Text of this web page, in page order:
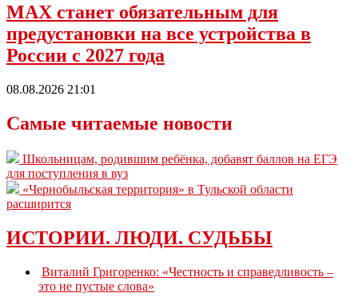
МАХ станет обязательным для
предустановки на все устройства в
России с 2027 года
08.08.2026 21:01
Самые читаемые новости
Школьницам, родившим ребёнка, добавят баллов на ЕГЭ
для поступления в вуз
«Чернобыльская территория» в Тульской области
расширится
ИСТОРИИ. ЛЮДИ. СУДЬБЫ
Виталий Григоренко: «Честность и справедливость –
это не пустые слова»